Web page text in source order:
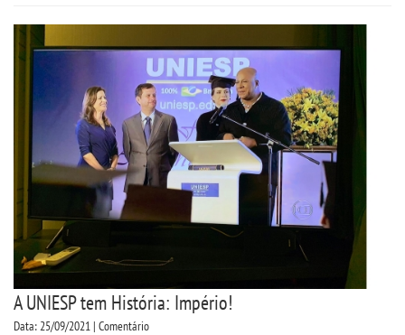
A UNIESP tem História: Império!
Data: 25/09/2021 | Comentário